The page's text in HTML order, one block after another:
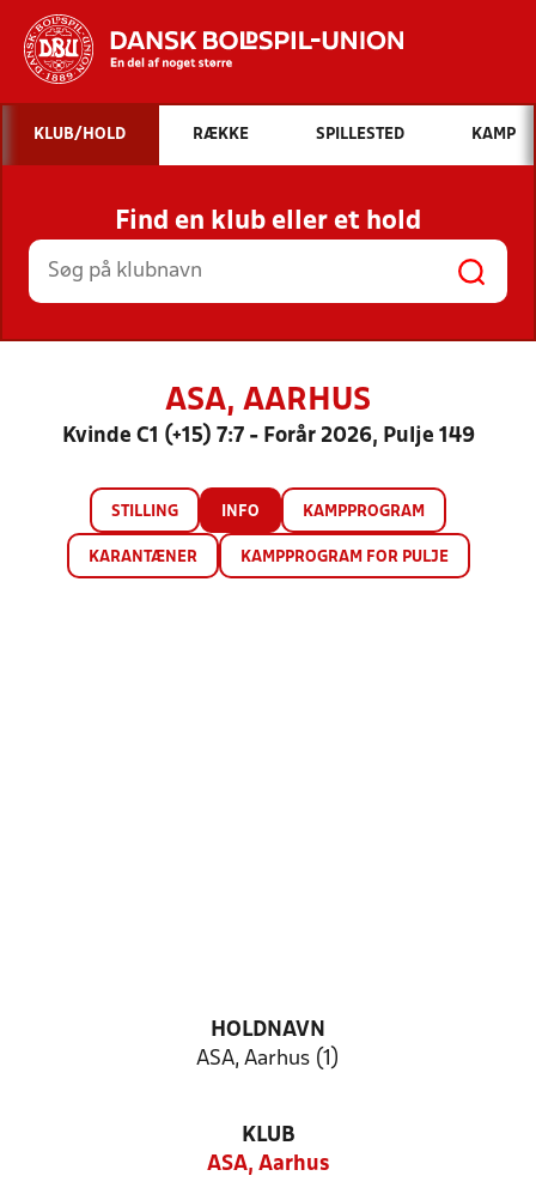
Hvad vil du søge efter?
INDHOLD OG NYHEDER
STILLINGER, RESULTATER, KLUBBER OG
HOLD
KLUB/HOLD RÆKKE SPILLESTED KAMP
Find en klub eller et hold
ASA, AARHUS
Kvinde C1 (+15) 7:7 - Forår 2026, Pulje 149
STILLING INFO KAMPPROGRAM
KARANTÆNER KAMPPROGRAM FOR PULJE
HOLDNAVN
ASA, Aarhus (1)
KLUB
ASA, Aarhus